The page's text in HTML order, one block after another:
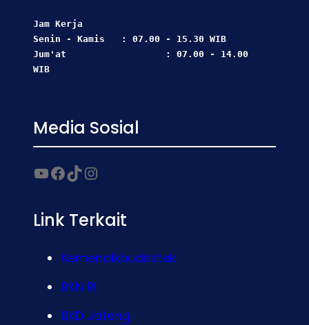
Jam Kerja
Senin - Kamis   : 07.00 - 15.30 WIB
Jum'at                  : 07.00 - 14.00
WIB
Media Sosial
Link Terkait
Kemendikbudristek
BKN RI
BKD Jateng